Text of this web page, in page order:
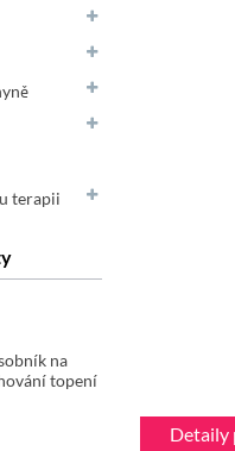
terapii
na
topení
Detaily